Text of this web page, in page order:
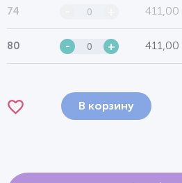
74 411,00
80 - + 411,00
В корзину